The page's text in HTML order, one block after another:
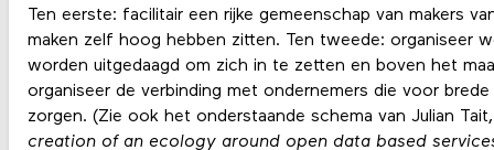
Ten eerste: facilitair een rijke gemeenschap van makers
maken zelf hoog hebben zitten. Ten tweede: organiseer
worden uitgedaagd om zich in te zetten en boven het
organiseer de verbinding met ondernemers die voor
zorgen. (Zie ook het onderstaande schema van Julian
creation of an ecology around open data based